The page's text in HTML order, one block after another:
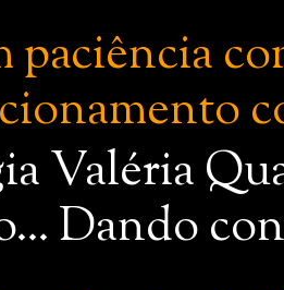
paciência
Valéria
Dando